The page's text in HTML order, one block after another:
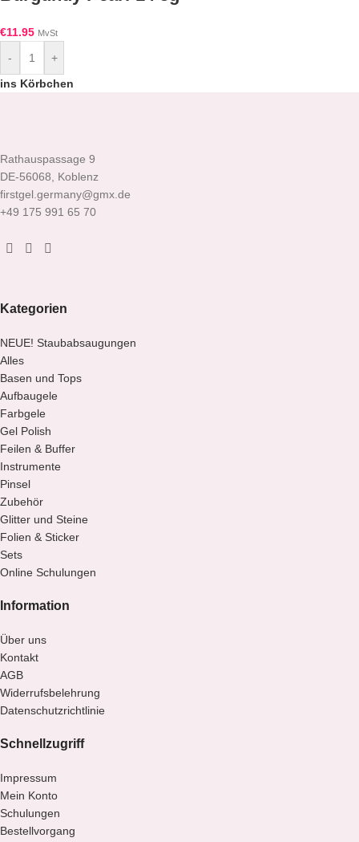
€11.95 MvSt
-
+
ins Körbchen
Rathauspassage 9
DE-56068, Koblenz
firstgel.germany@gmx.de
+49 175 991 65 70
Kategorien
NEUE! Staubabsaugungen
Alles
Basen und Tops
Aufbaugele
Farbgele
Gel Polish
Feilen & Buffer
Instrumente
Pinsel
Zubehör
Glitter und Steine
Folien & Sticker
Sets
Online Schulungen
Information
Über uns
Kontakt
AGB
Widerrufsbelehrung
Datenschutzrichtlinie
Schnellzugriff
Impressum
Mein Konto
Schulungen
Bestellvorgang